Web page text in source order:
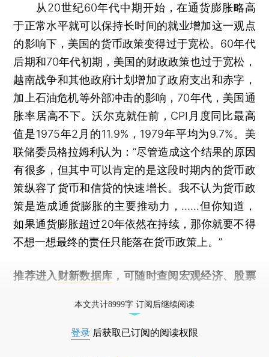
从20世纪60年代中期开始，在通货膨胀略高
于正常水平就可以保持长时间的就业增加这一观点
的影响下，美国的货币政策变得过于宽松。60年代
后期和70年代初期，美国的财政政策也过于宽松，
越南战争和其他政府计划增加了政府支出和赤字，
加上石油危机等外部冲击的影响，70年代，美国通
胀率居高不下。沃尔克就任前，CPI月度同比最高
值是1975年2月的11.9%，1979年平均为9.7%。美
联储委员格拉姆利认为：“尽管造成这个结果的原因
有很多，但其中可以肯定的是这段时期内的货币政
策纵容了货币和信贷的快速增长。我不认为货币政
策是造成通货膨胀的主要推动力，……但你知道，
如果通货膨胀超过20年依然在持续，那你就要不得
不想一想最终的责任只能落在货币政策上。”
推荐进入 财新数据库 ，可随时查阅宏观经济、股票
本文共计8999字 订阅后继续阅读
登录 后获取已订阅的阅读权限